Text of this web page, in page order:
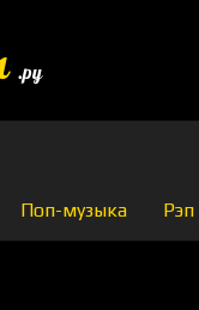
.ру
Поп-музыка